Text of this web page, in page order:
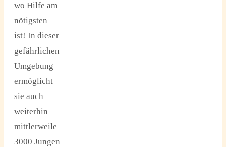
wo Hilfe am
nötigsten
ist! In dieser
gefährlichen
Umgebung
ermöglicht
sie auch
weiterhin –
mittlerweile
3000 Jungen